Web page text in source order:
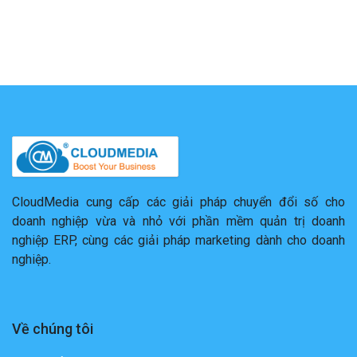
CloudMedia cung cấp các giải pháp chuyển đổi số cho
doanh nghiệp vừa và nhỏ với phần mềm quản trị doanh
nghiệp ERP, cùng các giải pháp marketing dành cho doanh
nghiệp.
Về chúng tôi